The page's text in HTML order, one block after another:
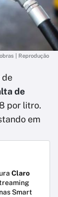
| Reprodução
de
de
por litro.
em
Claro
Smart